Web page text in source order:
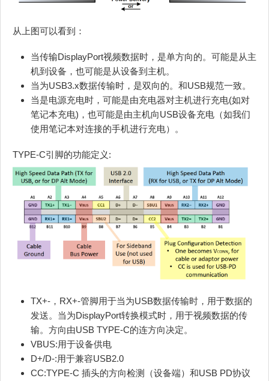
从上图可以看到：
当传输DisplayPort视频数据时，是单方向的。可能是从主
机到设备，也可能是从设备到主机。
当为USB3.x数据传输时，是双向的。和USB规范一致。
当是电源充电时，可能是由充电器对主机进行充电(如对
笔记本充电)，也可能是由主机向USB设备充电（如我们
使用笔记本对连接的手机进行充电）。
TYPE-C引脚的功能定义:
TX+-，RX+-管脚用于当为USB数据传输时，用于数据的
发送。当为DisplayPort转换模式时，用于视频数据的传
输。方向由USB TYPE-C的连方向决定。
VBUS:用于设备供电
D+/D-:用于兼容USB2.0
CC:TYPE-C 插头的方向检测（设备端）和USB PD协议